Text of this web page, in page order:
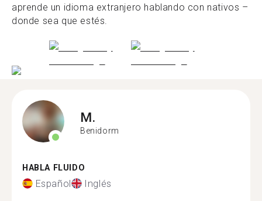
aprende un idioma extranjero hablando con nativos –
donde sea que estés.
M.
Benidorm
HABLA FLUIDO
Español Inglés